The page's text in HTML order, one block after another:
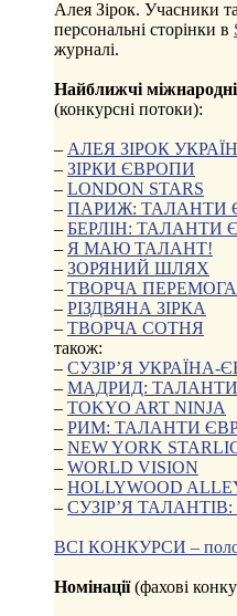
Алея Зірок. Учасники
персональні сторінки в
журналі.
Найближчі
(конкурсні потоки):
– АЛЕЯ ЗІРОК
– ЗІРКИ ЄВРОПИ
– LONDON STARS
– ПАРИЖ: ТАЛАНТИ
– БЕРЛІН: ТАЛАНТИ
– Я МАЮ ТАЛАНТ!
– ЗОРЯНИЙ ШЛЯХ
– ТВОРЧА ПЕРЕМОГА
– РІЗДВЯНА ЗІРКА
– ТВОРЧА СОТНЯ
також:
– СУЗІР’Я УКРАЇНА-
– МАДРИД:
– TOKYO ART NINJA
– РИМ: ТАЛАНТИ
– NEW YORK
– WORLD VISION
– HOLLYWOOD
– СУЗІР’Я
ВСІ КОНКУРСИ –
Номінації(фахові